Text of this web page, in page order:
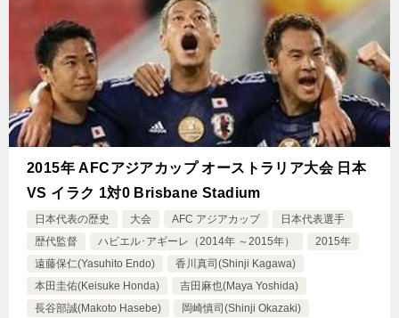
2015年 AFCアジアカップ オーストラリア大会 日本
VS イラク 1対0 Brisbane Stadium
日本代表の歴史 大会 AFC アジアカップ
日本代表選手
歴代監督
ハビエル･アギーレ（2014年 ～2015年）
2015年
遠藤保仁(Yasuhito Endo)
香川真司(Shinji Kagawa)
本田圭佑(Keisuke Honda)
吉田麻也(Maya Yoshida)
長谷部誠(Makoto Hasebe)
岡崎慎司(Shinji Okazaki)